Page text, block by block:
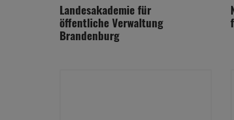
Landesakademie für
öffentliche Verwaltung
Brandenburg